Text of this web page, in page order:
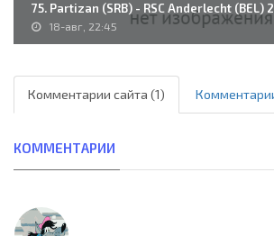
75. Partizan (SRB) - RSC Anderlecht (BEL)
18-авг, 22:45
Комментарии сайта (1)
КОММЕНТАРИИ